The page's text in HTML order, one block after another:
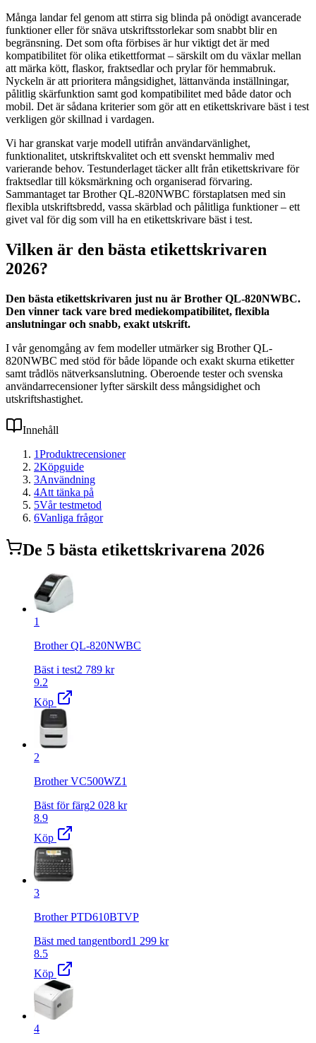
Många landar fel genom att stirra sig blinda på onödigt avancerade
funktioner eller för snäva utskriftsstorlekar som snabbt blir en
begränsning. Det som ofta förbises är hur viktigt det är med
kompatibilitet för olika etikettformat – särskilt om du växlar mellan
att märka kött, flaskor, fraktsedlar och prylar för hemmabruk.
Nyckeln är att prioritera mångsidighet, lättanvända inställningar,
pålitlig skärfunktion samt god kompatibilitet med både dator och
mobil. Det är sådana kriterier som gör att en etikettskrivare bäst i test
verkligen gör skillnad i vardagen.
Vi har granskat varje modell utifrån användarvänlighet,
funktionalitet, utskriftskvalitet och ett svenskt hemmaliv med
varierande behov. Testunderlaget täcker allt från etikettskrivare för
fraktsedlar till köksmärkning och organiserad förvaring.
Sammantaget tar Brother QL-820NWBC förstaplatsen med sin
flexibla utskriftsbredd, vassa skärblad och pålitliga funktioner – ett
givet val för dig som vill ha en etikettskrivare bäst i test.
Vilken är den bästa etikettskrivaren
2026?
Den bästa etikettskrivaren just nu är Brother QL-820NWBC.
Den vinner tack vare bred mediekompatibilitet, flexibla
anslutningar och snabb, exakt utskrift.
I vår genomgång av fem modeller utmärker sig Brother QL-
820NWBC med stöd för både löpande och exakt skurna etiketter
samt trådlös nätverksanslutning. Oberoende tester och svenska
användarrecensioner lyfter särskilt dess mångsidighet och
utskriftshastighet.
Innehåll
1Produktrecensioner
2Köpguide
3Användning
4Att tänka på
5Vår testmetod
6Vanliga frågor
De 5 bästa etikettskrivarena 2026
1
Brother QL-820NWBC
Bäst i test2 789 kr
9.2
Köp
2
Brother VC500WZ1
Bäst för färg2 028 kr
8.9
Köp
3
Brother PTD610BTVP
Bäst med tangentbord1 299 kr
8.5
Köp
4